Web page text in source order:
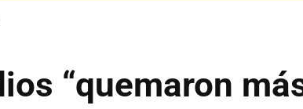
“quemaron